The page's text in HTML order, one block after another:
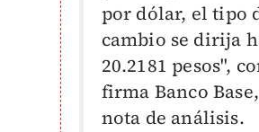
por dólar, el tipo
cambio se dirija
20.2181 pesos",
firma Banco Base,
nota de análisis.